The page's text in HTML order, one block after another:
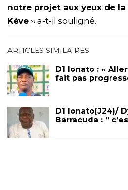
notre projet aux yeux de
Kéve ›› a-t-il souligné.
ARTICLES SIMILAIRES
D1 lonato : «
fait pas
D1 lonato(J24)/
Barracuda : ”